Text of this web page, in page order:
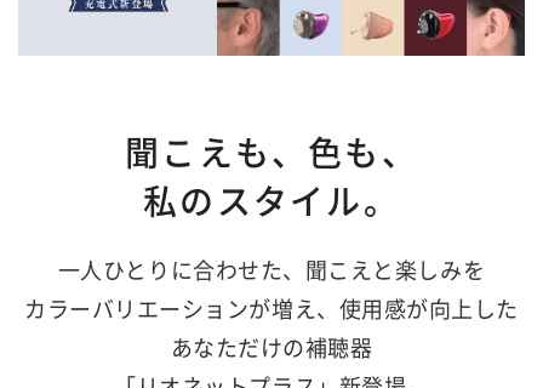
聞こえも、色も、
私のスタイル。
一人ひとりに合わせた、聞こえと楽しみを
カラーバリエーションが増え、使用感が向上した
あなただけの補聴器